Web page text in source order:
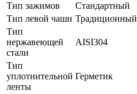
Тип зажимов
Стандартный
Тип левой чаши Традиционный
Тип
нержавеющей
стали
AISI304
Тип
уплотнительной
ленты
Герметик